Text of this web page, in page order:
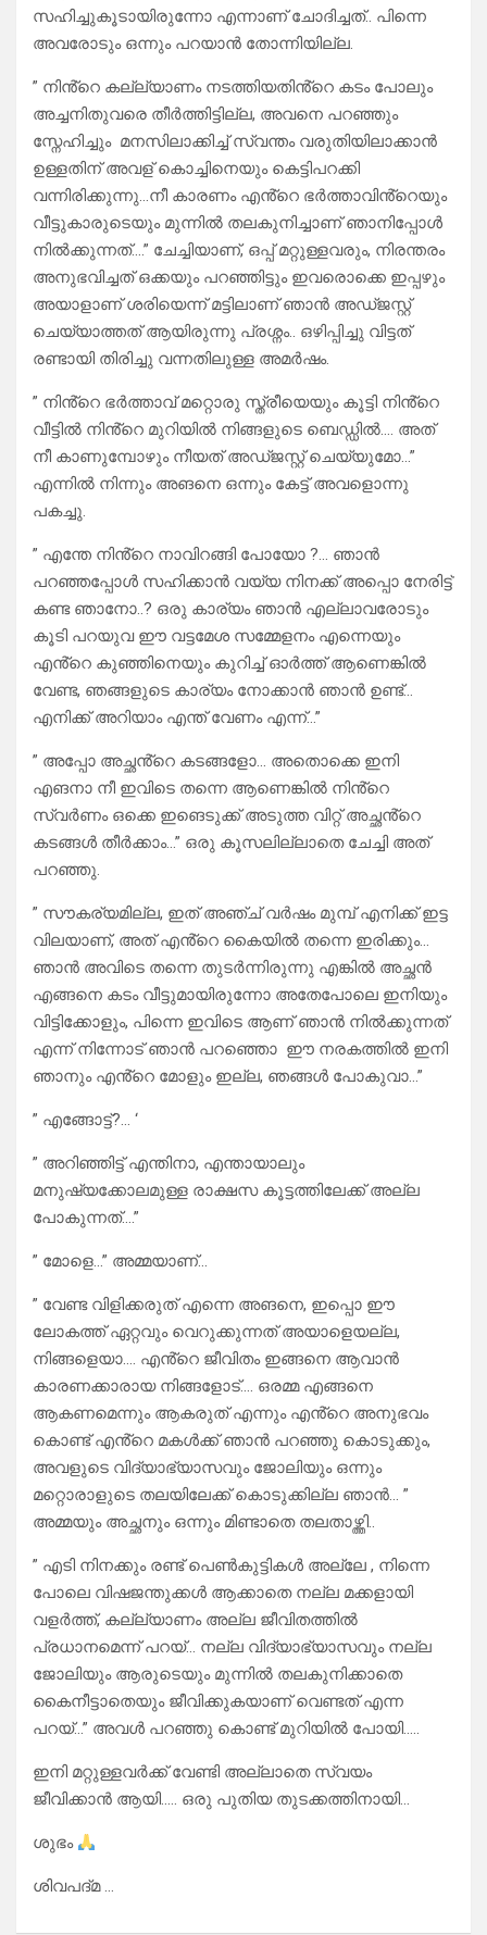
സഹിച്ചുകൂടായിരുന്നോ എന്നാണ് ചോദിച്ചത്.. പിന്നെ
അവരോടും ഒന്നും പറയാൻ തോന്നിയില്ല.
” നിൻ്റെ കല്ല്യാണം നടത്തിയതിൻ്റെ കടം പോലും
അച്ചനിതുവരെ തീർത്തിട്ടില്ല, അവനെ പറഞ്ഞും
സ്നേഹിച്ചും മനസിലാക്കിച്ച് സ്വന്തം വരുതിയിലാക്കാൻ
ഉള്ളതിന് അവള് കൊച്ചിനെയും കെട്ടിപറക്കി
വന്നിരിക്കുന്നു…നീ കാരണം എൻ്റെ ഭർത്താവിൻ്റെയും
വീട്ടുകാരുടെയും മുന്നിൽ തലകുനിച്ചാണ് ഞാനിപ്പോൾ
നിൽക്കുന്നത്….” ചേച്ചിയാണ്, ഒപ്പ് മറ്റുള്ളവരും, നിരന്തരം
അനുഭവിച്ചത് ഒക്കയും പറഞ്ഞിട്ടും ഇവരൊക്കെ ഇപ്പഴും
അയാളാണ് ശരിയെന്ന് മട്ടിലാണ് ഞാൻ അഡ്ജസ്റ്റ്
ചെയ്യാത്തത് ആയിരുന്നു പ്രശ്നം.. ഒഴിപ്പിച്ചു വിട്ടത്
രണ്ടായി തിരിച്ചു വന്നതിലുള്ള അമർഷം.
” നിൻ്റെ ഭർത്താവ് മറ്റൊരു സ്ത്രീയെയും കൂട്ടി നിൻ്റെ
വീട്ടിൽ നിൻ്റെ മുറിയിൽ നിങ്ങളുടെ ബെഡ്ഡിൽ…. അത്
നീ കാണുമ്പോഴും നീയത് അഡ്ജസ്റ്റ് ചെയ്യുമോ…”
എന്നിൽ നിന്നും അങനെ ഒന്നും കേട്ട് അവളൊന്നു
പകച്ചു.
” എന്തേ നിൻ്റെ നാവിറങ്ങി പോയോ ?… ഞാൻ
പറഞ്ഞപ്പോൾ സഹിക്കാൻ വയ്യ നിനക്ക് അപ്പൊ നേരിട്ട്
കണ്ട ഞാനോ..? ഒരു കാര്യം ഞാൻ എല്ലാവരോടും
കൂടി പറയുവ ഈ വട്ടമേശ സമ്മേളനം എന്നെയും
എൻ്റെ കുഞ്ഞിനെയും കുറിച്ച് ഓർത്ത് ആണെങ്കിൽ
വേണ്ട, ഞങ്ങളുടെ കാര്യം നോക്കാൻ ഞാൻ ഉണ്ട്…
എനിക്ക് അറിയാം എന്ത് വേണം എന്ന്…”
” അപ്പോ അച്ഛൻ്റെ കടങ്ങളോ… അതൊക്കെ ഇനി
എങനാ നീ ഇവിടെ തന്നെ ആണെങ്കിൽ നിൻ്റെ
സ്വർണം ഒക്കെ ഇങെടുക്ക് അടുത്ത വിറ്റ് അച്ഛൻ്റെ
കടങ്ങൾ തീർക്കാം…” ഒരു കൂസലില്ലാതെ ചേച്ചി അത്
പറഞ്ഞു.
” സൗകര്യമില്ല, ഇത് അഞ്ച് വർഷം മുമ്പ് എനിക്ക് ഇട്ട
വിലയാണ്, അത് എൻ്റെ കൈയിൽ തന്നെ ഇരിക്കും…
ഞാൻ അവിടെ തന്നെ തുടർന്നിരുന്നു എങ്കിൽ അച്ഛൻ
എങ്ങനെ കടം വീട്ടുമായിരുന്നോ അതേപോലെ ഇനിയും
വിട്ടിക്കോളും, പിന്നെ ഇവിടെ ആണ് ഞാൻ നിൽക്കുന്നത്
എന്ന് നിന്നോട് ഞാൻ പറഞ്ഞൊ ഈ നരകത്തിൽ ഇനി
ഞാനും എൻ്റെ മോളും ഇല്ല, ഞങ്ങൾ പോകുവാ…”
” എങ്ങോട്ട്?… ‘
” അറിഞ്ഞിട്ട് എന്തിനാ, എന്തായാലും
മനുഷ്യക്കോലമുള്ള രാക്ഷസ കൂട്ടത്തിലേക്ക് അല്ല
പോകുന്നത്….”
” മോളെ…” അമ്മയാണ്…
” വേണ്ട വിളിക്കരുത് എന്നെ അങനെ, ഇപ്പൊ ഈ
ലോകത്ത് ഏറ്റവും വെറുക്കുന്നത് അയാളെയല്ല,
നിങ്ങളെയാ…. എൻ്റെ ജീവിതം ഇങ്ങനെ ആവാൻ
കാരണക്കാരായ നിങ്ങളോട്…. ഒരമ്മ എങ്ങനെ
ആകണമെന്നും ആകരുത് എന്നും എൻ്റെ അനുഭവം
കൊണ്ട് എൻ്റെ മകൾക്ക് ഞാൻ പറഞ്ഞു കൊടുക്കും,
അവളുടെ വിദ്യാഭ്യാസവും ജോലിയും ഒന്നും
മറ്റൊരാളുടെ തലയിലേക്ക് കൊടുക്കില്ല ഞാൻ… ”
അമ്മയും അച്ഛനും ഒന്നും മിണ്ടാതെ തലതാഴ്ത്തി..
” എടി നിനക്കും രണ്ട് പെൺകുട്ടികൾ അല്ലേ , നിന്നെ
പോലെ വിഷജന്തുക്കൾ ആക്കാതെ നല്ല മക്കളായി
വളർത്ത്, കല്ല്യാണം അല്ല ജീവിതത്തിൽ
പ്രധാനമെന്ന് പറയ്… നല്ല വിദ്യാഭ്യാസവും നല്ല
ജോലിയും ആരുടെയും മുന്നിൽ തലകുനിക്കാതെ
കൈനീട്ടാതെയും ജീവിക്കുകയാണ് വെണ്ടത് എന്ന
പറയ്…” അവൾ പറഞ്ഞു കൊണ്ട് മുറിയിൽ പോയി…..
ഇനി മറ്റുള്ളവർക്ക് വേണ്ടി അല്ലാതെ സ്വയം
ജീവിക്കാൻ ആയി….. ഒരു പുതിയ തുടക്കത്തിനായി…
ശുഭം
ശിവപദ്മ …